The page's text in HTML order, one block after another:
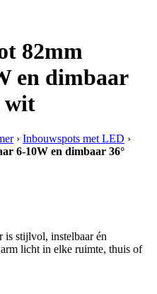
82mm
en dimbaar
wit
› Inbouwspots met LED ›
6-10W en dimbaar 36°
is stijlvol, instelbaar én
licht in elke ruimte, thuis of